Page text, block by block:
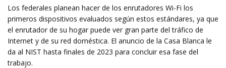
Los federales planean hacer de los enrutadores Wi-Fi los
primeros dispositivos evaluados según estos estándares, ya que
el enrutador de su hogar puede ver gran parte del tráfico de
Internet y de su red doméstica. El anuncio de la Casa Blanca le
da al NIST hasta finales de 2023 para concluir esa fase del
trabajo.